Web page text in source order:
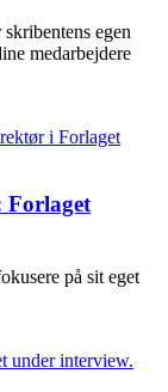
egen
medarbejdere
Forlaget
på sit eget